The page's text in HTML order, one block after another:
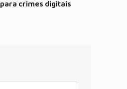
crimes digitais